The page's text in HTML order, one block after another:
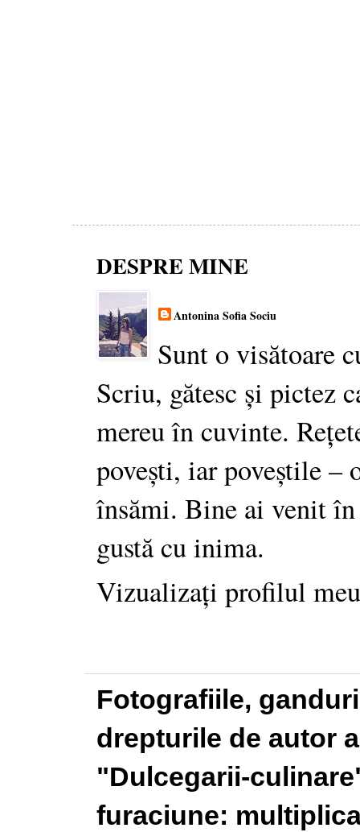
DESPRE MINE
Antonina Sofia Sociu
Sunt o visătoare
Scriu, gătesc și pictez
mereu în cuvinte.
povești, iar poveștile –
însămi. Bine ai venit
gustă cu inima.
Vizualizați profilul
Fotografiile,
drepturile de autor
"Dulcegarii-
furaciune: